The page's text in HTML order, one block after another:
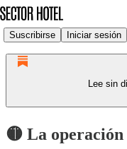
Suscribirse Iniciar sesión
Lee sin
🟡 La